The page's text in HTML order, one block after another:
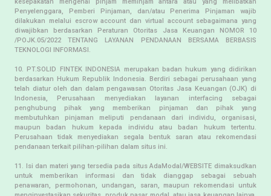
kesepakatan mengenai pinjam meminjam antara atau yang melibatkan
Penyelenggara, Pemberi Pinjaman, dan/atau Penerima Pinjaman wajib
dilakukan melalui escrow account dan virtual account sebagaimana yang
diwajibkan berdasarkan Peraturan Otoritas Jasa Keuangan NOMOR 10
/POJK.05/2022 TENTANG LAYANAN PENDANAAN BERSAMA BERBASIS
TEKNOLOGI INFORMASI.
10. PT.SOLID FINTEK INDONESIA merupakan badan hukum yang didirikan
berdasarkan Hukum Republik Indonesia. Berdiri sebagai perusahaan yang
telah diatur oleh dan dalam pengawasan Otoritas Jasa Keuangan (OJK) di
Indonesia, Perusahaan menyediakan layanan interfacing sebagai
penghubung pihak yang memberikan pinjaman dan pihak yang
membutuhkan pinjaman meliputi pendanaan dari individu, organisasi,
maupun badan hukum kepada individu atau badan hukum tertentu.
Perusahaan tidak menyediakan segala bentuk saran atau rekomendasi
pendanaan terkait pilihan-pilihan dalam situs ini.
11. Isi dan materi yang tersedia pada situs AdaModal/WEBSITE dimaksudkan
untuk memberikan informasi dan tidak dianggap sebagai sebuah
penawaran, permohonan, undangan, saran, maupun rekomendasi untuk